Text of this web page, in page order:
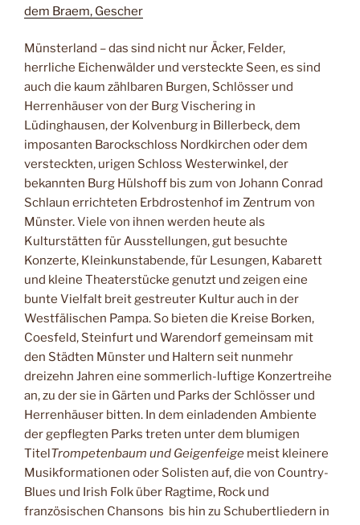
dem Braem, Gescher
Münsterland – das sind nicht nur Äcker, Felder,
herrliche Eichenwälder und versteckte Seen, es sind
auch die kaum zählbaren Burgen, Schlösser und
Herrenhäuser von der Burg Vischering in
Lüdinghausen, der Kolvenburg in Billerbeck, dem
imposanten Barockschloss Nordkirchen oder dem
versteckten, urigen Schloss Westerwinkel, der
bekannten Burg Hülshoff bis zum von Johann Conrad
Schlaun errichteten Erbdrostenhof im Zentrum von
Münster. Viele von ihnen werden heute als
Kulturstätten für Ausstellungen, gut besuchte
Konzerte, Kleinkunstabende, für Lesungen, Kabarett
und kleine Theaterstücke genutzt und zeigen eine
bunte Vielfalt breit gestreuter Kultur auch in der
Westfälischen Pampa. So bieten die Kreise Borken,
Coesfeld, Steinfurt und Warendorf gemeinsam mit
den Städten Münster und Haltern seit nunmehr
dreizehn Jahren eine sommerlich-luftige Konzertreihe
an, zu der sie in Gärten und Parks der Schlösser und
Herrenhäuser bitten. In dem einladenden Ambiente
der gepflegten Parks treten unter dem blumigen
Titel Trompetenbaum und Geigenfeige meist kleinere
Musikformationen oder Solisten auf, die von Country-
Blues und Irish Folk über Ragtime, Rock und
französischen Chansons bis hin zu Schubertliedern in